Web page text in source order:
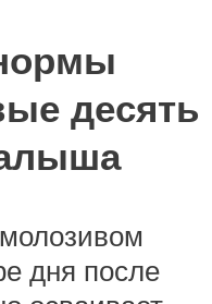
десять
дня после